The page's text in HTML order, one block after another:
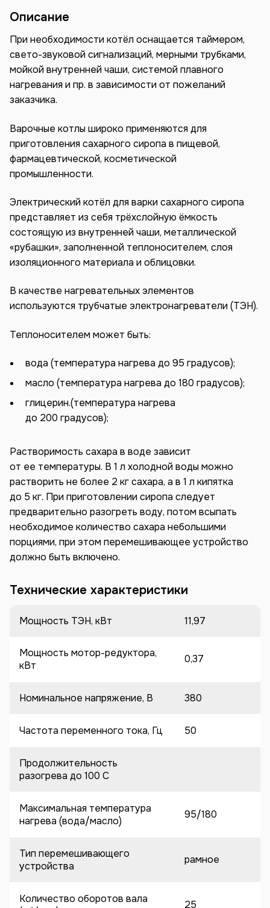
Описание
При необходимости котёл оснащается таймером,
свето-звуковой сигнализаций, мерными трубками,
мойкой внутренней чаши, системой плавного
нагревания и пр. в зависимости от пожеланий
заказчика.
Варочные котлы широко применяются для
приготовления сахарного сиропа в пищевой,
фармацевтической, косметической
промышленности.
Электрический котёл для варки сахарного сиропа
представляет из себя трёхслойную ёмкость
состоящую из внутренней чаши, металлической
«рубашки», заполненной теплоносителем, слоя
изоляционного материала и облицовки.
В качестве нагревательных элементов
используются трубчатые электронагреватели (ТЭН).
Теплоносителем может быть:
вода (температура нагрева до 95 градусов);
масло (температура нагрева до 180 градусов);
глицерин.(температура нагрева
до 200 градусов);
Растворимость сахара в воде зависит
от ее температуры. В 1 л холодной воды можно
растворить не более 2 кг сахара, а в 1 л кипятка
до 5 кг. При приготовлении сиропа следует
предварительно разогреть воду, потом всыпать
необходимое количество сахара небольшими
порциями, при этом перемешивающее устройство
должно быть включено.
Технические характеристики
Мощность ТЭН, кВт 11,97
Мощность мотор-редуктора,
кВт
0,37
Номинальное напряжение, В 380
Частота переменного тока, Гц 50
Продолжительность
разогрева до 100 C
Максимальная температура
нагрева (вода/масло)
95/180
Тип перемешивающего
устройства
рамное
Количество оборотов вала
25